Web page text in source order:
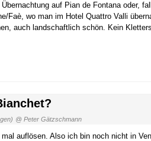
auf Pian de Fontana oder,
Faè, wo man im Hotel Quattro Valli
auch landschaftlich schön. Kein
@ Peter Gätzschmann
auflösen. Also ich bin noch nicht in